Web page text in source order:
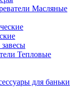
Масляные
Тепловые
для баньки